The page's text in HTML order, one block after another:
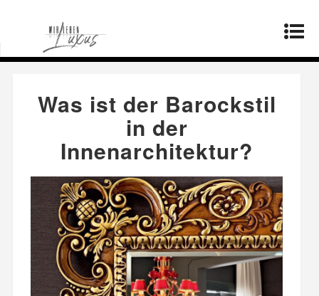
Startseite»
Was ist der Barockstil in
der Innenarchitektur?
Was ist der Barockstil
in der
Innenarchitektur?